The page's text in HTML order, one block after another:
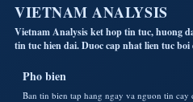
VIETNAM ANALYSIS
Vietnam Analysis ket hop tin tuc, huong
tin tuc hien dai. Duoc cap nhat lien tuc
Pho bien
Ban tin bien tap hang ngay va nguon tin cay